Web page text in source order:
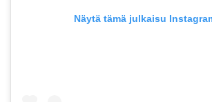
Näytä tämä julkaisu